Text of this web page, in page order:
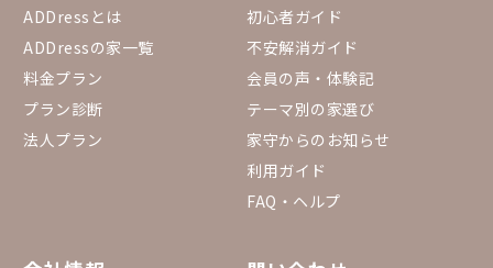
ADDressとは
ADDressの家一覧
料金プラン
プラン診断
法人プラン
初心者ガイド
不安解消ガイド
会員の声・体験記
テーマ別の家選び
家守からのお知らせ
利用ガイド
FAQ・ヘルプ